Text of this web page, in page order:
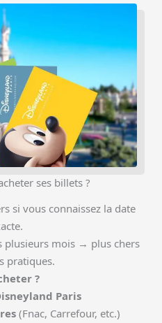
ses billets ?
si vous connaissez la date
plusieurs mois → plus chers
pratiques.
?
Paris
(Fnac, Carrefour, etc.)